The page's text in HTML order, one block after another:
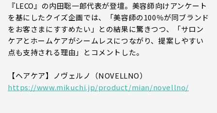
『LECO』の内田聡一郎代表が登壇。美容師向けアンケート
を基にしたクイズ企画では、「美容師の100％が同ブランド
をお客さまにすすめたい」との結果に驚きつつ、「サロン
ケアとホームケアがシームレスにつながり、提案しやすい
点も支持される理由」とコメントした。
【ヘアケア】ノヴェルノ（NOVELLNO）
https://www.mikuchi.jp/product/mian/novellno/